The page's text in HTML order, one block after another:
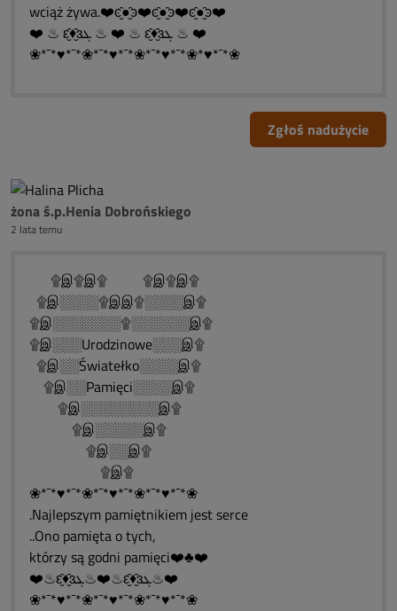
wciąż żywa.❤️ͼ̮̑●̮̑ͽ❤️ͼ̮̑●̮̑ͽ❤️ͼ̮̑●̮̑ͽ❤️
❤️ ♨ ԑ̮̑♦̮̑ɜܓ ♨ ❤️ ♨ ԑ̮̑♦̮̑ɜܓ ♨ ❤️
❀*¯*♥*¯*❀*¯*♥*¯*❀*¯*♥*¯*❀*♥*¯*❀
Zgłoś nadużycie
żona ś.p.Henia Dobrońskiego
2 lata temu
۩இ۩இ۩ ۩இ۩இ۩
۩இ░░░░۩இஇ۩░░░░இ۩
۩இ░░░░░░░۩░░░░░░இ۩
۩இ░░░Urodzinowe░░░இ۩
۩இ░░Światełko░░░░இ۩
۩இ░░Pamięci░░░░இ۩
۩இ░░░░░░░░இ۩
۩இ░░░░░இ۩
۩இ░░இ۩
۩இ۩
❀*¯*♥*¯*❀*¯*♥*¯*❀*¯*♥*¯*❀
.Najlepszym pamiętnikiem jest serce
..Ono pamięta o tych,
którzy są godni pamięci❤️♣❤️
❤️♨ԑ̮̑♦̮̑ɜܓ♨❤️♨ԑ̮̑♦̮̑ɜܓ♨❤️
❀*¯*♥*¯*❀*¯*♥*¯*❀*¯*♥*¯*❀